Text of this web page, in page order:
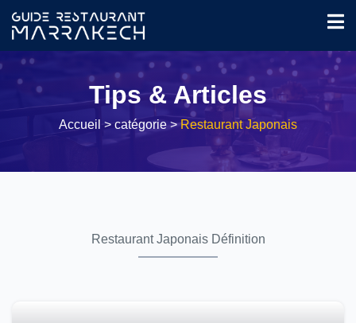
Tips & Articles
Accueil> catégorie >Restaurant Japonais
Restaurant Japonais Définition